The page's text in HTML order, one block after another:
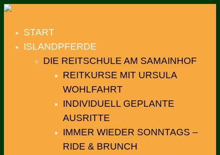
START
ISLANDPFERDE
DIE REITSCHULE AM SAMAINHOF
REITKURSE MIT URSULA
WOHLFAHRT
INDIVIDUELL GEPLANTE
AUSRITTE
IMMER WIEDER SONNTAGS –
RIDE & BRUNCH